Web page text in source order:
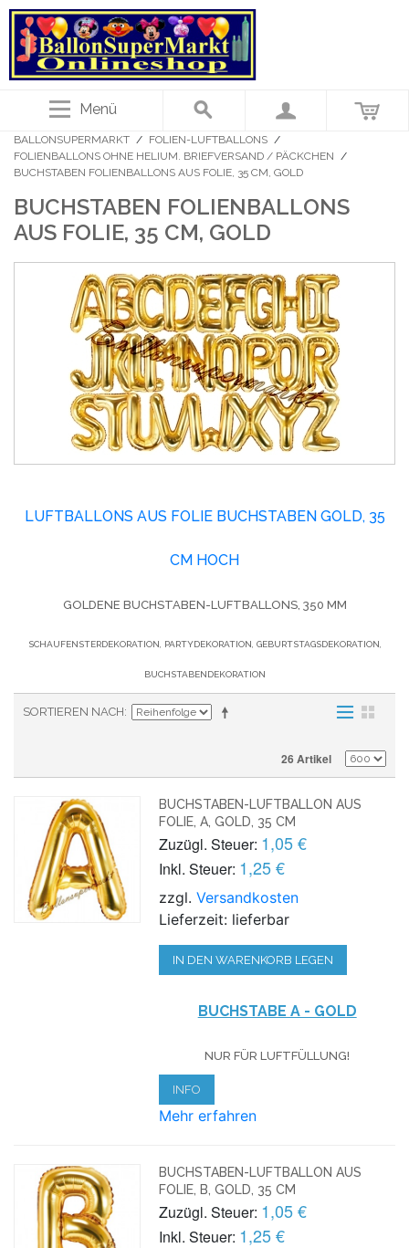
Menü
BALLONSUPERMARKT / FOLIEN-LUFTBALLONS /
FOLIENBALLONS OHNE HELIUM. BRIEFVERSAND / PÄCKCHEN /
BUCHSTABEN FOLIENBALLONS AUS FOLIE, 35 CM, GOLD
BUCHSTABEN FOLIENBALLONS
AUS FOLIE, 35 CM, GOLD
LUFTBALLONS AUS FOLIE BUCHSTABEN GOLD, 35
CM HOCH
GOLDENE BUCHSTABEN-LUFTBALLONS, 350 MM
SCHAUFENSTERDEKORATION, PARTYDEKORATION, GEBURTSTAGSDEKORATION,
BUCHSTABENDEKORATION
SORTIEREN NACH
26 Artikel
BUCHSTABEN-LUFTBALLON AUS
FOLIE, A, GOLD, 35 CM
Zuzügl. Steuer: 1,05 €
Inkl. Steuer: 1,25 €
zzgl.Versandkosten
Lieferzeit: lieferbar
IN DEN WARENKORB LEGEN
BUCHSTABE A - GOLD
NUR FÜR LUFTFÜLLUNG!
INFO
Mehr erfahren
BUCHSTABEN-LUFTBALLON AUS
FOLIE, B, GOLD, 35 CM
Zuzügl. Steuer: 1,05 €
Inkl. Steuer: 1,25 €